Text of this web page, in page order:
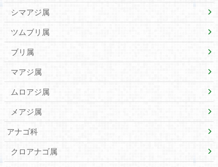
シマアジ属
ツムブリ属
ブリ属
マアジ属
ムロアジ属
メアジ属
アナゴ科
クロアナゴ属